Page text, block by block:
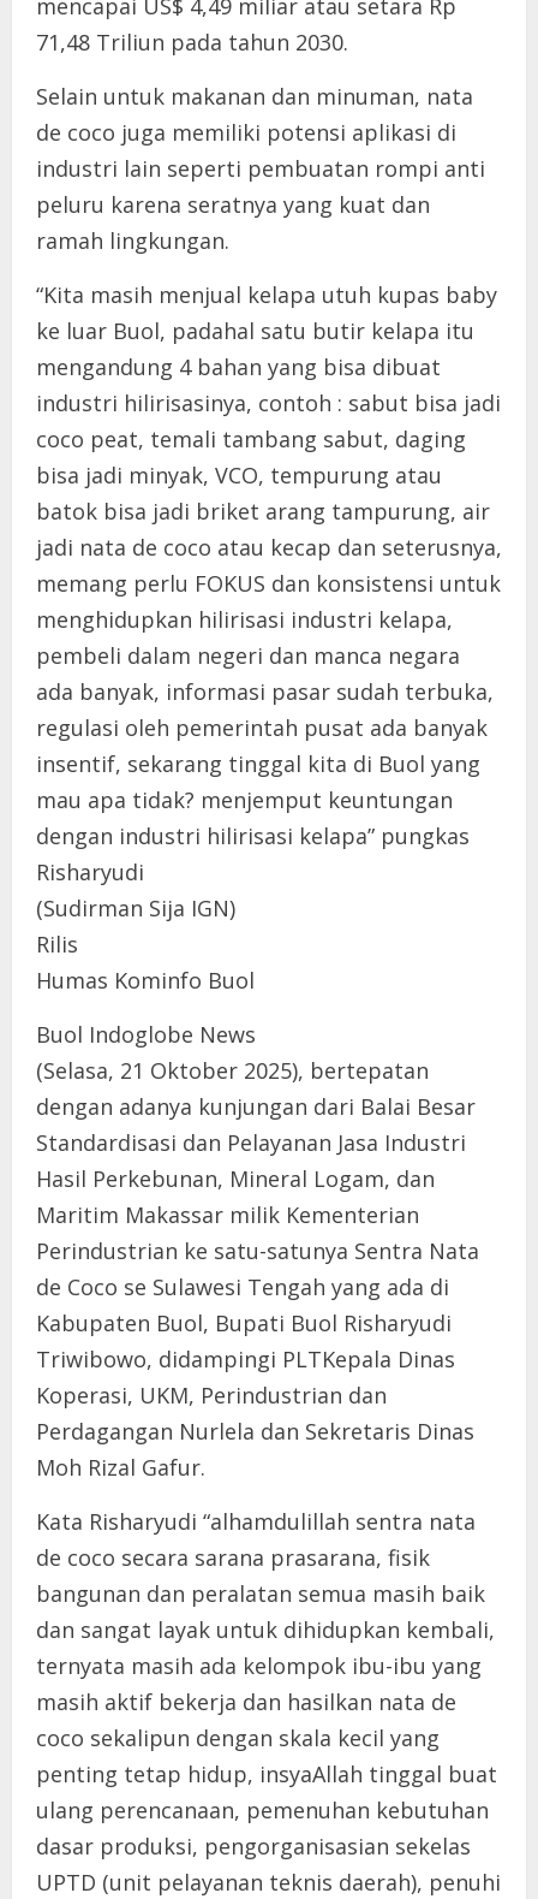
mencapai US$ 4,49 miliar atau setara Rp
71,48 Triliun pada tahun 2030.
Selain untuk makanan dan minuman, nata
de coco juga memiliki potensi aplikasi di
industri lain seperti pembuatan rompi anti
peluru karena seratnya yang kuat dan
ramah lingkungan.
“Kita masih menjual kelapa utuh kupas baby
ke luar Buol, padahal satu butir kelapa itu
mengandung 4 bahan yang bisa dibuat
industri hilirisasinya, contoh : sabut bisa jadi
coco peat, temali tambang sabut, daging
bisa jadi minyak, VCO, tempurung atau
batok bisa jadi briket arang tampurung, air
jadi nata de coco atau kecap dan seterusnya,
memang perlu FOKUS dan konsistensi untuk
menghidupkan hilirisasi industri kelapa,
pembeli dalam negeri dan manca negara
ada banyak, informasi pasar sudah terbuka,
regulasi oleh pemerintah pusat ada banyak
insentif, sekarang tinggal kita di Buol yang
mau apa tidak? menjemput keuntungan
dengan industri hilirisasi kelapa” pungkas
Risharyudi
(Sudirman Sija IGN)
Rilis
Humas Kominfo Buol
Buol Indoglobe News
(Selasa, 21 Oktober 2025), bertepatan
dengan adanya kunjungan dari Balai Besar
Standardisasi dan Pelayanan Jasa Industri
Hasil Perkebunan, Mineral Logam, dan
Maritim Makassar milik Kementerian
Perindustrian ke satu-satunya Sentra Nata
de Coco se Sulawesi Tengah yang ada di
Kabupaten Buol, Bupati Buol Risharyudi
Triwibowo, didampingi PLTKepala Dinas
Koperasi, UKM, Perindustrian dan
Perdagangan Nurlela dan Sekretaris Dinas
Moh Rizal Gafur.
Kata Risharyudi “alhamdulillah sentra nata
de coco secara sarana prasarana, fisik
bangunan dan peralatan semua masih baik
dan sangat layak untuk dihidupkan kembali,
ternyata masih ada kelompok ibu-ibu yang
masih aktif bekerja dan hasilkan nata de
coco sekalipun dengan skala kecil yang
penting tetap hidup, insyaAllah tinggal buat
ulang perencanaan, pemenuhan kebutuhan
dasar produksi, pengorganisasian sekelas
UPTD (unit pelayanan teknis daerah), penuhi